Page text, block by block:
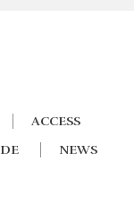
ACCESS
NEWS